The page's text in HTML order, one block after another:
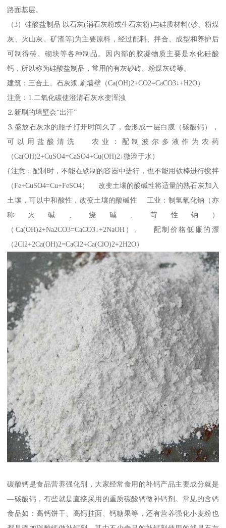
路面基层。
（3）硅酸盐制品 以石灰(消石灰粉或生石灰粉)与硅质材料(砂、粉煤
灰、火山灰、矿渣等)为主要原料，经过配料、拌合、成型和养护后
可制得砖、砌块等各种制品。因内部的胶凝物质主要是水化硅酸
钙，所以称为硅酸盐制品，常用的有灰砂砖、粉煤灰砖等。
建筑：三合土、石灰浆.刷墙壁（Ca(OH)2+CO2=CaCO3↓+H2O）
注意：1.二氧化碳使澄清石灰水变浑浊
⒉新刷的墙壁会“出汗”
⒊盛放石灰水的瓶子打开时间久了，会形成一层白膜（碳酸钙），
可以用盐酸清洗 农业：配制波尔多液作为农药
（Ca(OH)2+CuSO4=CaSO4+Cu(OH)2↓微溶于水）
{注意：配制时，不能在铁制的容器中进行，也不能用铁棒进行搅拌
（Fe+CuSO4=Cu+FeSO4） 改变土壤的酸碱性将适量的熟石灰加入
土壤，可以中和酸性，改变土壤的酸碱性 工业：制氢氧化钠（亦
称火碱、烧碱、苛性钠）
（Ca(OH)2+Na2CO3=CaCO3↓+2NaOH）、 配制价格低廉的漂
（2Cl2+2Ca(OH)2=CaCl2+Ca(ClO)2+2H2O）
碳酸钙是食品营养强化剂，大家经常食用的补钙产品主要成分就是
—碳酸钙，有些就是直接采用的重质碳酸钙做补钙剂。常见的含钙
食品如：高钙饼干、高钙挂面、钙糖果等，还有营养强化小麦粉也